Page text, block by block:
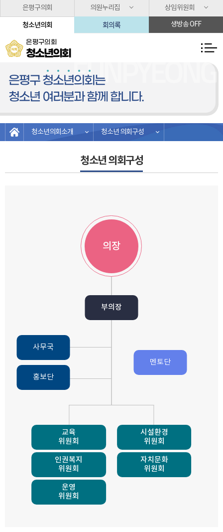
본문바로가기
은평구의회 의원누리집 상임위원회
청소년의회 회의록 생방송 OFF
은평구의회
청소년의회
은평구 청소년의 회 는
청소년 여러분과 함께 합니다.
청소년의회소개 청소년 의회구성
청소년 의회구성
의장
멘토단
부의장
교육
위원회
시설환경
위원회
인권복지
위원회
자치문화
위원회
운영
위원회
사무국
홍보단